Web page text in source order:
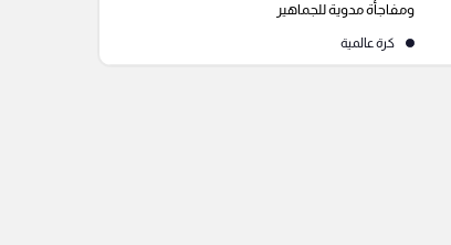
ومفاجأة مدوية للجماهير
كرة عالمية